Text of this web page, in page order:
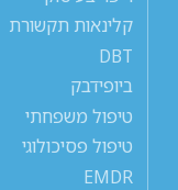
קלינאות תקשורת
DBT
ביופידבק
טיפול משפחתי
טיפול פסיכולוגי
EMDR